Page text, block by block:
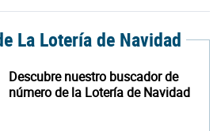
La Lotería de Navidad
Descubre nuestro buscador de
número de la Lotería de Navidad